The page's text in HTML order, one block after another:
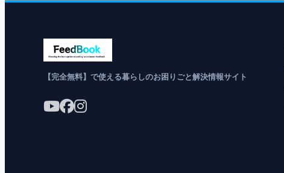
【完全無料】で使える暮らしのお困りごと解決情報サイト